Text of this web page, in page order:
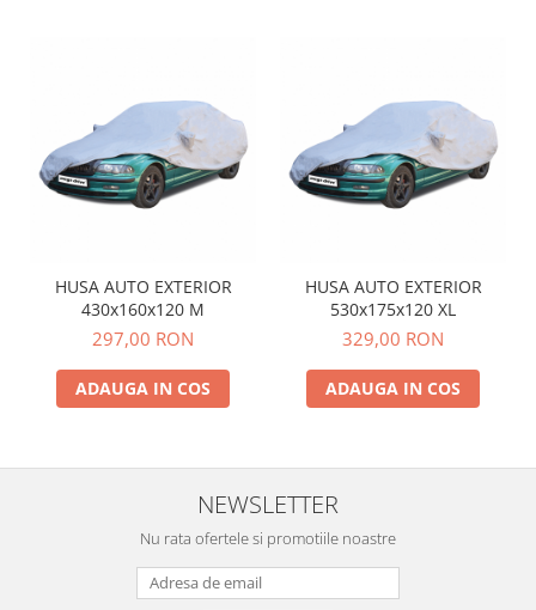
HUSA AUTO EXTERIOR
430x160x120 M
297,00 RON
ADAUGA IN COS
HUSA AUTO EXTERIOR
530x175x120 XL
329,00 RON
ADAUGA IN COS
NEWSLETTER
Nu rata ofertele si promotiile noastre